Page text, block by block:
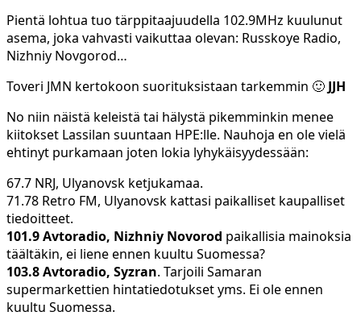
Pientä lohtua tuo tärppitaajuudella 102.9MHz kuulunut
asema, joka vahvasti vaikuttaa olevan: Russkoye Radio,
Nizhniy Novgorod…
Toveri JMN kertokoon suorituksistaan tarkemmin 🙂JJH
No niin näistä keleistä tai hälystä pikemminkin menee
kiitokset Lassilan suuntaan HPE:lle. Nauhoja en ole vielä
ehtinyt purkamaan joten lokia lyhykäisyydessään:
67.7 NRJ, Ulyanovsk ketjukamaa.
71.78 Retro FM, Ulyanovsk kattasi paikalliset kaupalliset
tiedoitteet.
101.9 Avtoradio, Nizhniy Novorod paikallisia mainoksia
täältäkin, ei liene ennen kuultu Suomessa?
103.8 Avtoradio, Syzran. Tarjoili Samaran
supermarkettien hintatiedotukset yms. Ei ole ennen
kuultu Suomessa.